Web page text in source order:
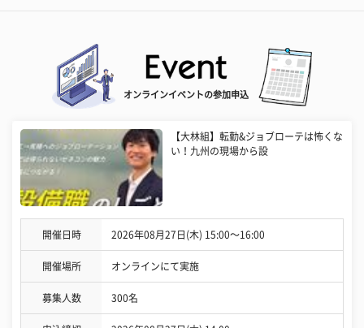
オンラインイベントの参加申込
【大林組】転勤&ジョブローテは怖くな
い！九州の現場から設
開催日時 2026年08月27日(木) 15:00〜16:00
開催場所 オンラインにて実施
募集人数 300名